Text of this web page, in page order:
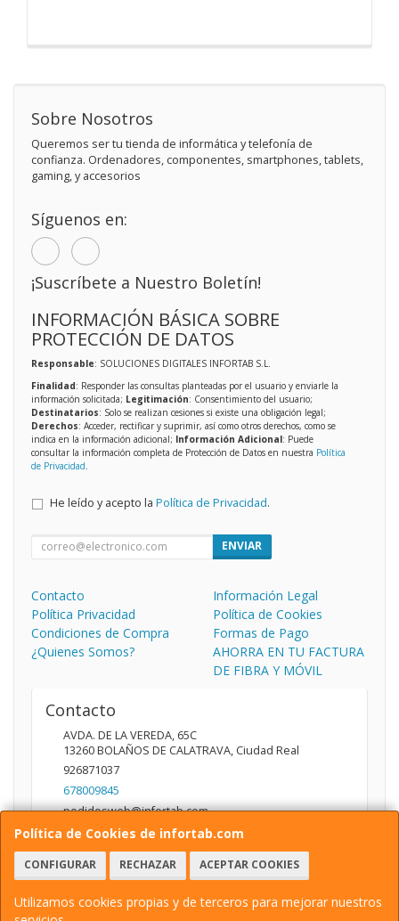
Política de Cookies de infortab.com
CONFIGURAR RECHAZAR ACEPTAR COOKIES
Utilizamos cookies propias y de terceros para mejorar nuestros
Sobre Nosotros
Queremos ser tu tienda de informática y telefonía de
confianza. Ordenadores, componentes, smartphones, tablets,
gaming, y accesorios
Síguenos en:
¡Suscríbete a Nuestro Boletín!
INFORMACIÓN BÁSICA SOBRE
PROTECCIÓN DE DATOS
Responsable: SOLUCIONES DIGITALES INFORTAB S.L.
Finalidad: Responder las consultas planteadas por el usuario y enviarle la
información solicitada; Legitimación: Consentimiento del usuario;
Destinatarios: Solo se realizan cesiones si existe una obligación legal;
Derechos: Acceder, rectificar y suprimir, así como otros derechos, como se
indica en la información adicional; Información Adicional: Puede
consultar la información completa de Protección de Datos en nuestra Política
de Privacidad
He leído y acepto la Política de Privacidad.
ENVIAR
Contacto
Información Legal
Política Privacidad
Política de Cookies
Condiciones de Compra
Formas de Pago
¿Quienes Somos?
AHORRA EN TU FACTURA
DE FIBRA Y MÓVIL
Contacto
AVDA. DE LA VEREDA, 65C
13260BOLAÑOS DE CALATRAVA, Ciudad Real
926871037
678009845
pedidosweb@infortab.com
Horario
10:00 A 14:00 17:00 A 20:30